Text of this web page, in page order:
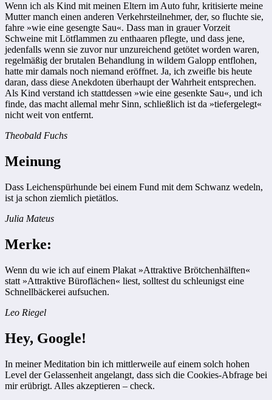
Wenn ich als Kind mit meinen Eltern im Auto fuhr, kritisierte meine
Mutter manch einen anderen Verkehrsteilnehmer, der, so fluchte sie,
fahre »wie eine gesengte Sau«. Dass man in grauer Vorzeit
Schweine mit Lötflammen zu enthaaren pflegte, und dass jene,
jedenfalls wenn sie zuvor nur unzureichend getötet worden waren,
regelmäßig der brutalen Behandlung in wildem Galopp entflohen,
hatte mir damals noch niemand eröffnet. Ja, ich zweifle bis heute
daran, dass diese Anekdoten überhaupt der Wahrheit entsprechen.
Als Kind verstand ich stattdessen »wie eine gesenkte Sau«, und ich
finde, das macht allemal mehr Sinn, schließlich ist da »tiefergelegt«
nicht weit von entfernt.
Theobald Fuchs
Meinung
Dass Leichenspürhunde bei einem Fund mit dem Schwanz wedeln,
ist ja schon ziemlich pietätlos.
Julia Mateus
Merke:
Wenn du wie ich auf einem Plakat »Attraktive Brötchenhälften«
statt »Attraktive Büroflächen« liest, solltest du schleunigst eine
Schnellbäckerei aufsuchen.
Leo Riegel
Hey, Google!
In meiner Meditation bin ich mittlerweile auf einem solch hohen
Level der Gelassenheit angelangt, dass sich die Cookies-Abfrage bei
mir erübrigt. Alles akzeptieren – check.